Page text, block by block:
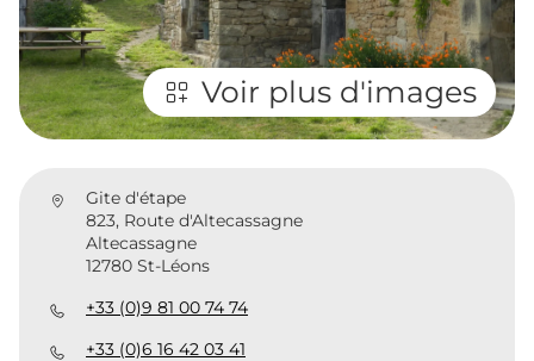
Voir plus d'images
Gite d'étape
823, Route d'Altecassagne
Altecassagne
12780 St-Léons
+33 (0)9 81 00 74 74
+33 (0)6 16 42 03 41